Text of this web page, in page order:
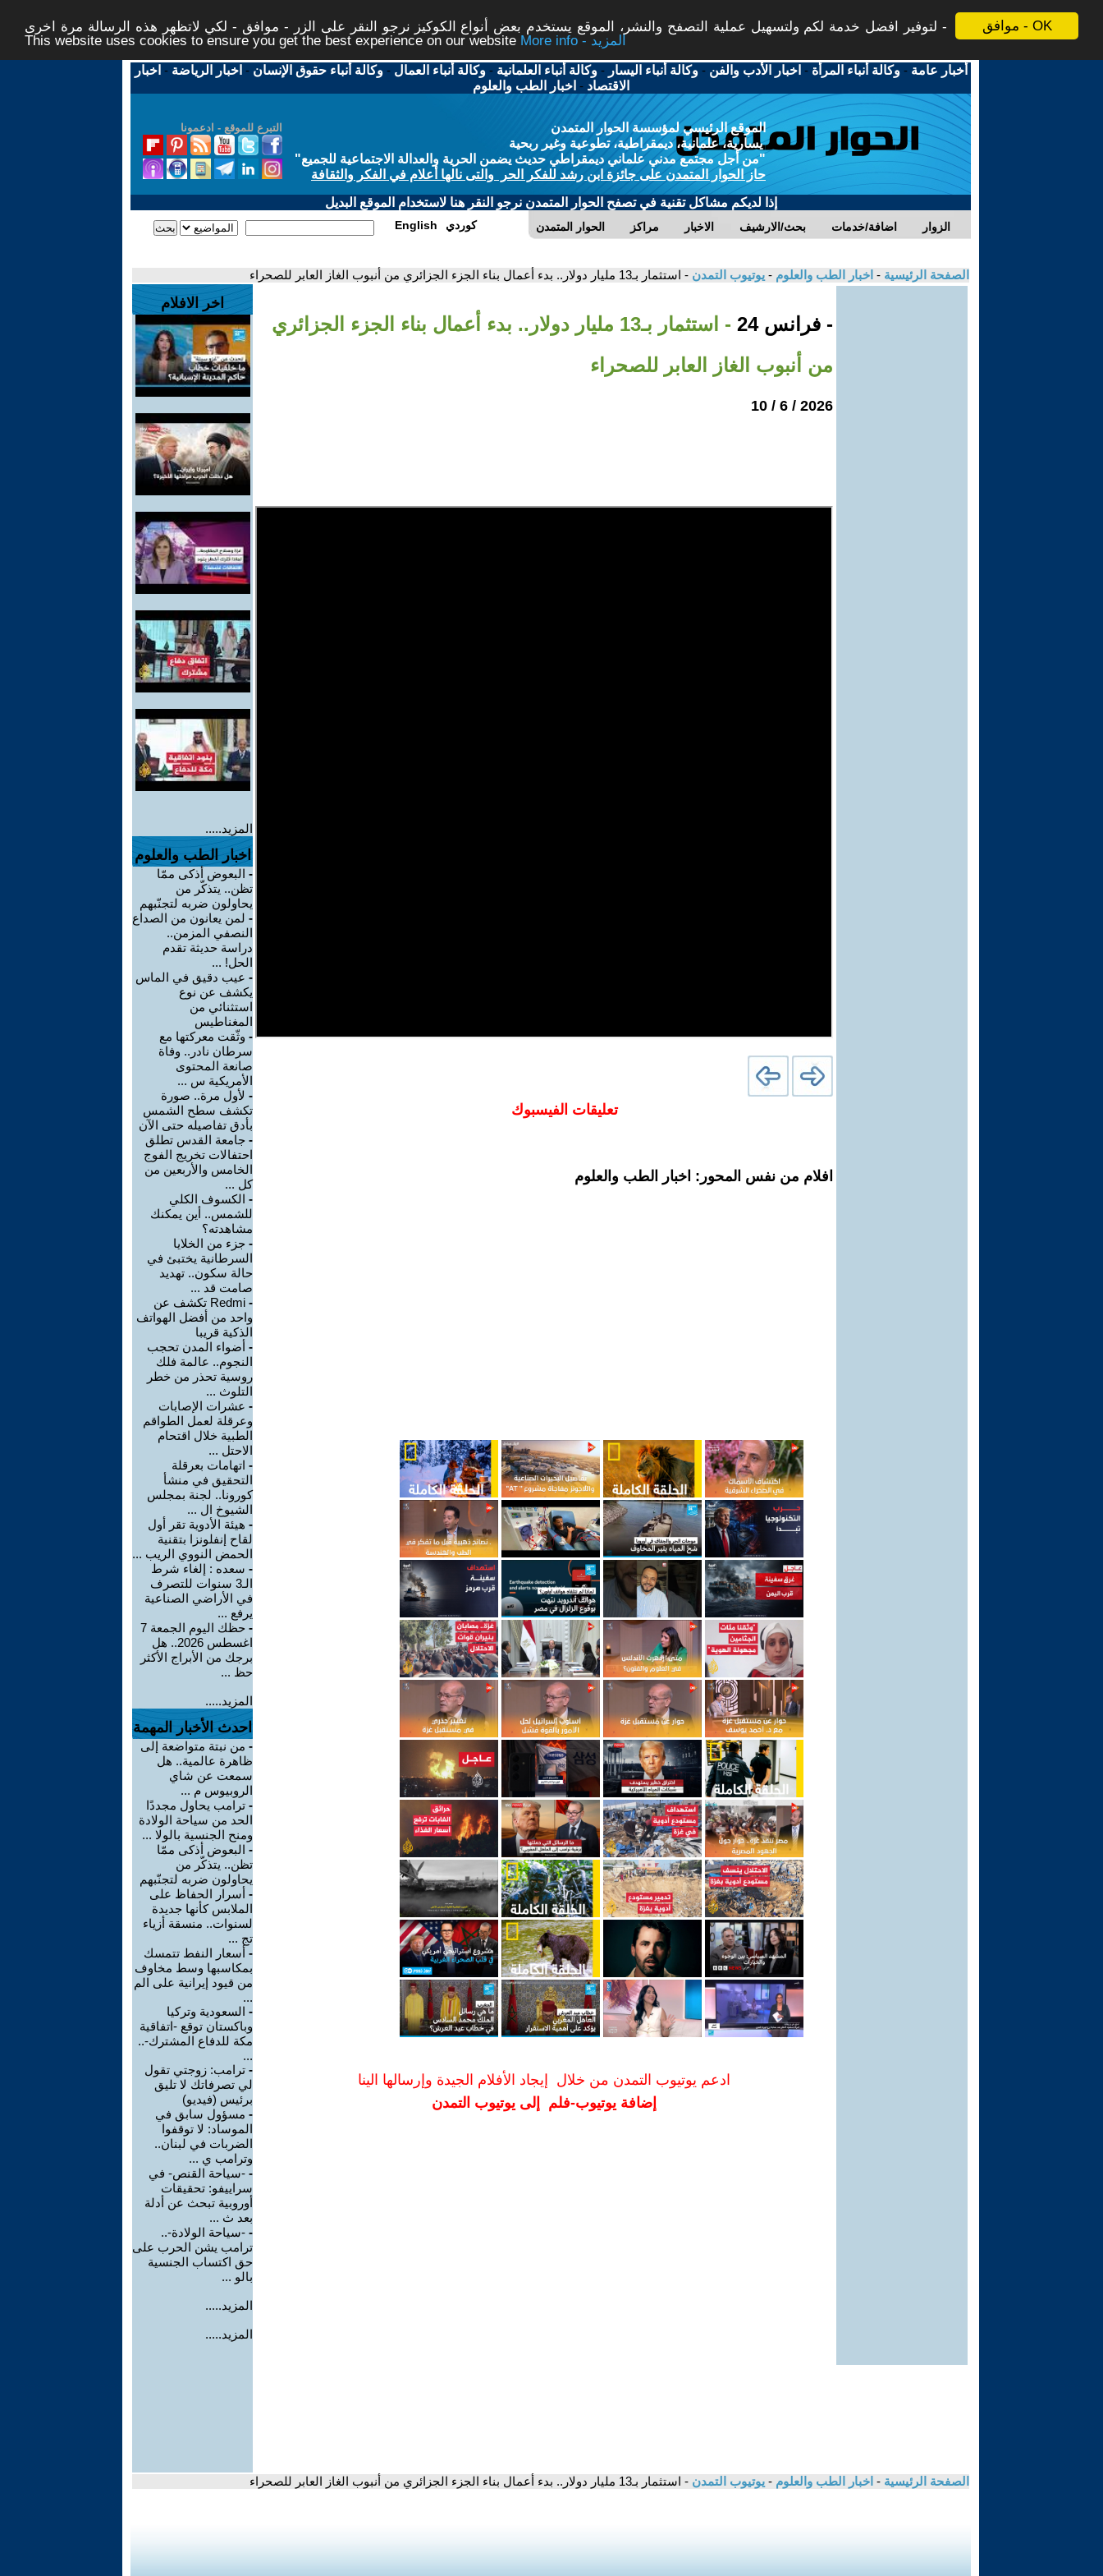
موافق - OK
لتوفير افضل خدمة لكم ولتسهيل عملية التصفح والنشر، الموقع يستخدم بعض أنواع الكوكيز نرجو النقر على الزر - موافق - لكي لاتظهر هذه الرسالة مرة اخرى -
This website uses cookies to ensure you get the best experience on our website
More info - المزيد
أخبار عامة -وكالة أنباء المرأة - اخبار الأدب والفن -وكالة أنباء اليسار -وكالة أنباء العلمانية -وكالة أنباء العمال -وكالة أنباء حقوق الإنسان - اخبار الرياضة - اخبار
الاقتصاد - اخبار الطب والعلوم
التبرع للموقع - ادعمونا
الموقع الرئيسي لمؤسسة الحوار المتمدن
يسارية، علمانية، ديمقراطية، تطوعية وغير ربحية
"من أجل مجتمع مدني علماني ديمقراطي حديث يضمن الحرية والعدالة الاجتماعية للجميع"
حاز الحوار المتمدن على جائزة ابن رشد للفكر الحر والتى نالها أعلام في الفكر والثقافة
إذا لديكم مشاكل تقنية في تصفح الحوار المتمدن نرجو النقر هنا لاستخدام الموقع البديل
الحوار المتمدن مراكز الاخبار بحث/الارشيف اضافة/خدمات الزوار English كوردي
الصفحة الرئيسية - اخبار الطب والعلوم - يوتيوب التمدن - استثمار بـ13 مليار دولار.. بدء أعمال بناء الجزء الجزائري من أنبوب الغاز العابر للصحراء
- فرانس 24
- استثمار بـ13 مليار دولار.. بدء أعمال بناء الجزء الجزائري
من أنبوب الغاز العابر للصحراء
2026 / 6 / 10
تعليقات الفيسبوك
افلام من نفس المحور: اخبار الطب والعلوم
ادعم يوتيوب التمدن من خلال إيجاد الأفلام الجيدة وإرسالها الينا
إضافة يوتيوب-فلم إلى يوتيوب التمدن
اخر الافلام
المزيد.....
اخبار الطب والعلوم
- البعوض أذكى ممّا
تظن.. يتذكّر من
يحاولون ضربه لتجنّبهم
- لمن يعانون من الصداع
النصفي المزمن..
دراسة حديثة تقدم
الحل! ...
- عيب دقيق في الماس
يكشف عن نوع
استثنائي من
المغناطيس
- وثّقت معركتها مع
سرطان نادر.. وفاة
صانعة المحتوى
الأمريكية س ...
- لأول مرة.. صورة
تكشف سطح الشمس
بأدق تفاصيله حتى الآن
- جامعة القدس تطلق
احتفالات تخريج الفوج
الخامس والأربعين من
كل ...
- الكسوف الكلي
للشمس.. أين يمكنك
مشاهدته؟
- جزء من الخلايا
السرطانية يختبئ في
حالة سكون.. تهديد
صامت قد ...
-
Redmi تكشف عن
واحد من أفضل الهواتف
الذكية قريبا
- أضواء المدن تحجب
النجوم.. عالمة فلك
روسية تحذر من خطر
التلوث ...
- عشرات الإصابات
وعرقلة لعمل الطواقم
الطبية خلال اقتحام
الاحتل ...
- اتهامات بعرقلة
التحقيق في منشأ
كورونا.. لجنة بمجلس
الشيوخ ال ...
- هيئة الأدوية تقر أول
لقاح إنفلونزا بتقنية
الحمض النووي الريب ...
- سعده : إلغاء شرط
الـ3 سنوات للتصرف
في الأراضي الصناعية
يرفع ...
-
حظك اليوم الجمعة 7
اغسطس 2026.. هل
برجك من الأبراج الأكثر
حظ ...
المزيد.....
احدث الأخبار المهمة
- من نبتة متواضعة إلى
ظاهرة عالمية.. هل
سمعت عن شاي
الروبيوس م ...
- ترامب يحاول مجددًا
الحد من سياحة الولادة
ومنح الجنسية بالولا ...
- البعوض أذكى ممّا
تظن.. يتذكّر من
يحاولون ضربه لتجنّبهم
- أسرار الحفاظ على
الملابس كأنها جديدة
لسنوات.. منسقة أزياء
تج ...
- أسعار النفط تتمسك
بمكاسبها وسط مخاوف
من قيود إيرانية على الم
...
- السعودية وتركيا
وباكستان توقع -اتفاقية
مكة للدفاع المشترك-..
...
- ترامب: زوجتي تقول
لي تصرفاتك لا تليق
برئيس (فيديو)
- مسؤول سابق في
الموساد: لا توقفوا
الضربات في لبنان..
وترامب ي ...
- -سياحة القنص- في
سراييفو: تحقيقات
أوروبية تبحث عن أدلة
بعد ث ...
- -سياحة الولادة-..
ترامب يشن الحرب على
حق اكتساب الجنسية
بالو ...
المزيد.....
المزيد.....
الصفحة الرئيسية - اخبار الطب والعلوم - يوتيوب التمدن - استثمار بـ13 مليار دولار.. بدء أعمال بناء الجزء الجزائري من أنبوب الغاز العابر للصحراء